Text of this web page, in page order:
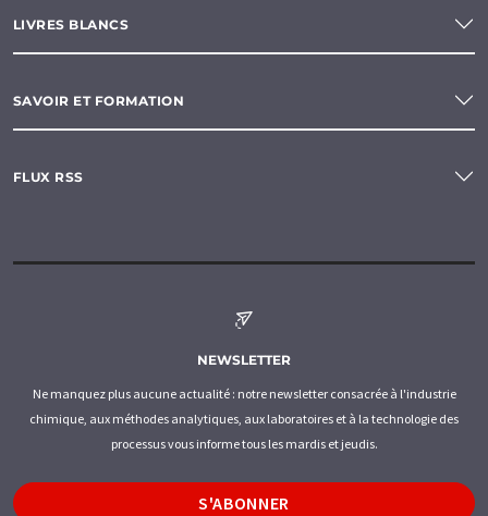
LIVRES BLANCS
SAVOIR ET FORMATION
FLUX RSS
NEWSLETTER
Ne manquez plus aucune actualité : notre newsletter consacrée à l'industrie
chimique, aux méthodes analytiques, aux laboratoires et à la technologie des
processus vous informe tous les mardis et jeudis.
S'ABONNER